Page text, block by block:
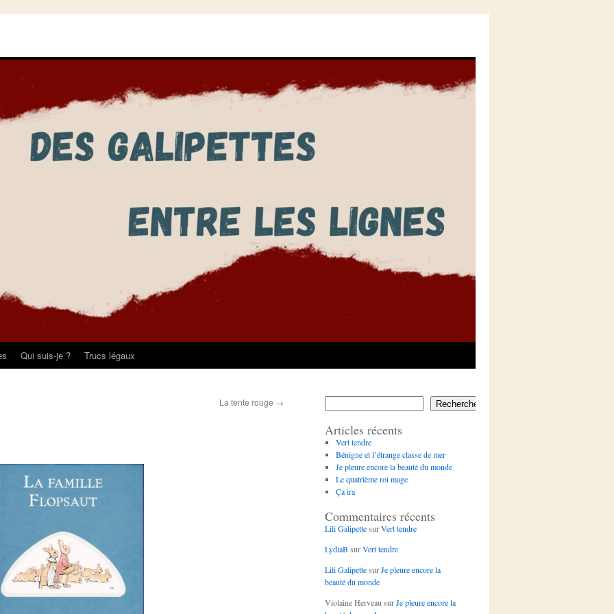
Qui suis-je ? Trucs légaux
La tente rouge → Rechercher
Articles récents
Vert tendre
Bénigne et l’étrange classe de mer
Je pleure encore la beauté du monde
Le quatrième roi mage
Ça ira
Commentaires récents
Lili GalipettesurVert tendre
LydiaB surVert tendre
Lili GalipettesurJe pleure encore la
beauté du monde
Violaine Herveau surJe pleure encore la